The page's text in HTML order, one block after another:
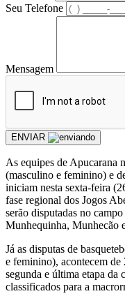
Seu Telefone
Mensagem
ENVIAR
As equipes de Apucarana
(masculino e feminino) e
iniciam nesta sexta-feira
fase regional dos Jogos
serão disputadas no
Munhequinha, Munhecão
Já as disputas de
e feminino), acontecem de
segunda e última etapa
classificados para a